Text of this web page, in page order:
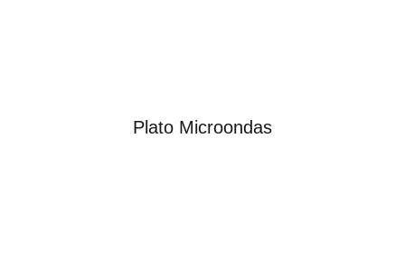
Plato Microondas